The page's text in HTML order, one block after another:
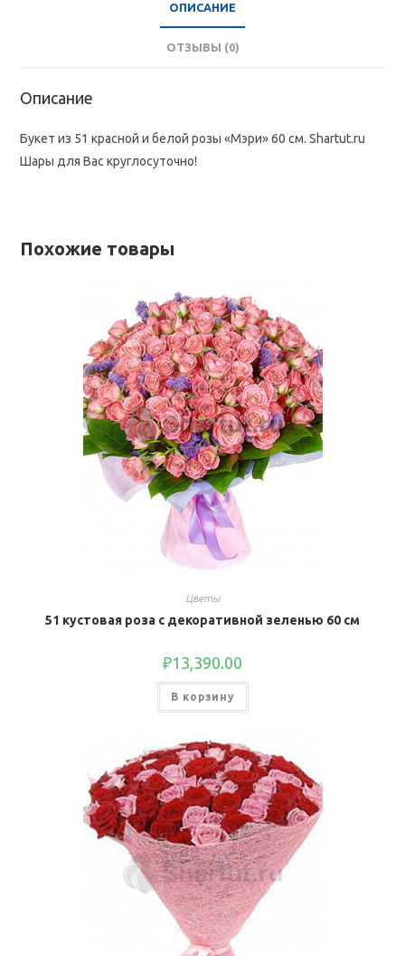
ОПИСАНИЕ
ОТЗЫВЫ (0)
Описание
Букет из 51 красной и белой розы «Мэри» 60 см. Shartut.ru
Шары для Вас круглосуточно!
Похожие товары
Цветы
51 кустовая роза с декоративной зеленью 60 см
₽13,390.00
В корзину